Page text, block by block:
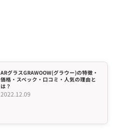
ARグラスGRAWOOW(グラウー)の特徴・
価格・スペック・口コミ・人気の理由と
は？
2022.12.09